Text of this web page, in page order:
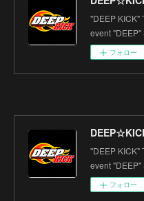
"DEEP KICK"
event
フォロー
"DEEP KICK"
event
フォロー